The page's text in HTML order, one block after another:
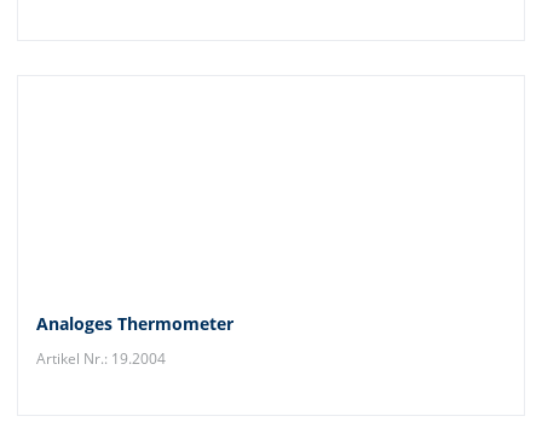
Analoges Thermometer
Artikel Nr.: 19.2004